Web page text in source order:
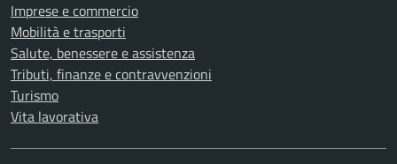
Imprese e commercio
Mobilità e trasporti
Salute, benessere e assistenza
Tributi, finanze e contravvenzioni
Turismo
Vita lavorativa